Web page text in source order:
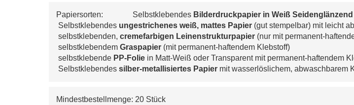
Papiersorten:               Selbstklebendes Bilderdruckpapier in Weiß Seidenglänzend
Selbstklebendes ungestrichenes weiß, mattes Papier (gut stempelbar) mit leicht
selbstklebenden, cremefarbigen Leinenstrukturpapier (nur mit permanent-
selbstklebendem Graspapier (mit permanent-haftendem Klebstoff)
selbstklebende PP-Folie in Matt-Weiß oder Transparent mit permanent-haftendem
Selbstklebendes silber-metallisiertes Papier mit wasserlöslichem, abwaschbarem
Mindestbestellmenge: 20 Stück